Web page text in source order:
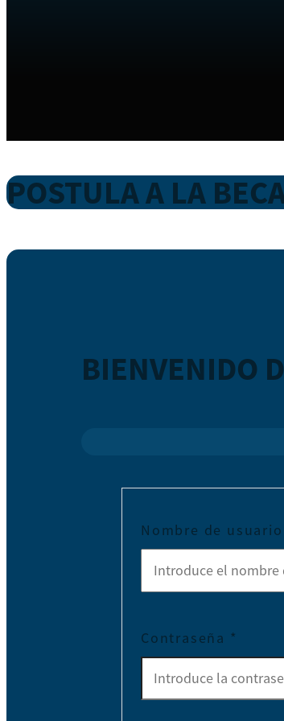
POSTULA A LA
BIENVENIDO
Nombre de usuario
Contraseña *